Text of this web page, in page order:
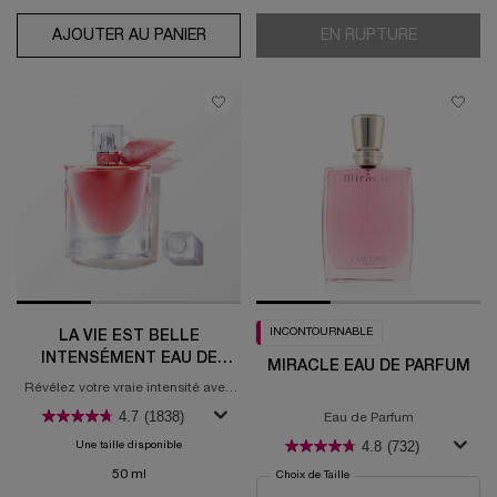
AJOUTER AU PANIERHYPNÔSE PALETTEEN RUPTURE
LA VIE EST BELLE
INTENSÉMENT EAU DE
PARFUM
Révélez votre vraie intensité avec
nouvelle eau de parfum pour
4.7 (1838)
Une taille disponible
50 ml
INCONTOURNABLE
MIRACLE EAU DE PARFUM
Eau de Parfum
4.8 (732)
Choix de Taille